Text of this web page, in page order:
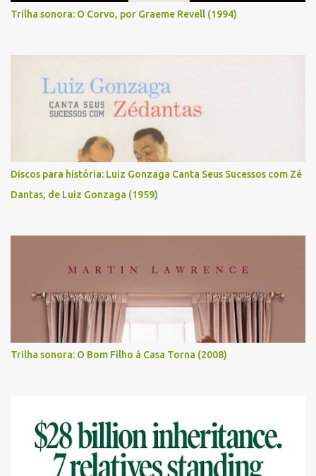
Trilha sonora: O Corvo, por Graeme Revell (1994)
Discos para história: Luiz Gonzaga Canta Seus Sucessos com Zé
Dantas, de Luiz Gonzaga (1959)
Trilha sonora: O Bom Filho à Casa Torna (2008)